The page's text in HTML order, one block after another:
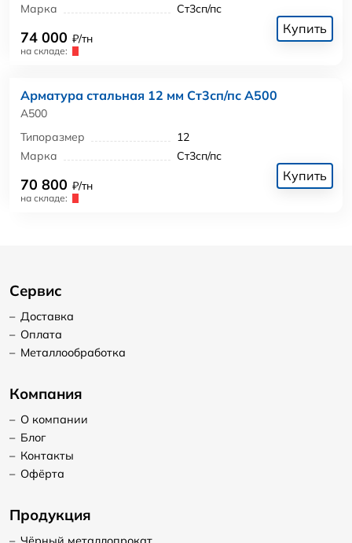
Марка
Ст3сп/пс
74 000 ₽/тн
на складе:
Купить
Арматура стальная 12 мм Ст3сп/пс А500
А500
Типоразмер
12
Марка
Ст3сп/пс
70 800 ₽/тн
на складе:
Купить
Сервис
– Доставка
– Оплата
– Металлообработка
Компания
– О компании
– Блог
– Контакты
– Офёрта
Продукция